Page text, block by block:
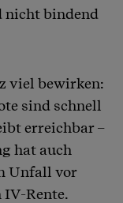
nicht bindend
viel bewirken:
sind schnell
erreichbar –
hat auch
Unfall vor
IV-Rente.